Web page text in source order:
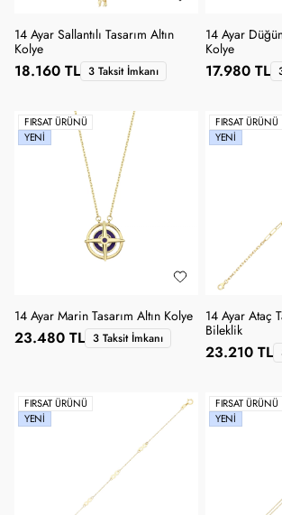
14 Ayar Sallantılı Tasarım Altın
Kolye
18.160 TL 3 Taksit İmkanı
14 Ayar
Kolye
17.980 TL
FIRSAT ÜRÜNÜ
YENI
14 Ayar Marin Tasarım Altın Kolye
23.480 TL 3 Taksit İmkanı
FIRSAT ÜRÜNÜ
YENI
14 Ayar Ataç
Bileklik
23.210 TL
FIRSAT ÜRÜNÜ
YENI
FIRSAT ÜRÜNÜ
YENI